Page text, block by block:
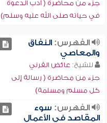
جزء من محاضرة ( أدب الدعوة
في حياته صلى الله عليه وسلم)
الفهرس:النفاق
والمعاصي
للشيخ: عائض القرني
جزء من محاضرة ( رسالة إلى
كل مسلم ومسلمة)
الفهرس: سوء
المقاصد في الأعمال